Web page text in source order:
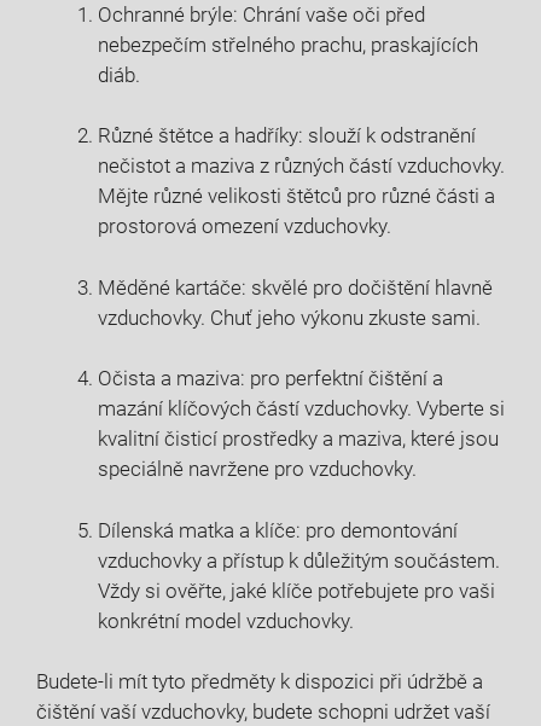
Ochranné brýle: Chrání vaše oči před
nebezpečím střelného prachu, praskajících
diáb.
Různé štětce a hadříky: slouží k odstranění
nečistot a maziva z různých částí vzduchovky.
Mějte různé velikosti štětců pro různé části a
prostorová omezení vzduchovky.
Měděné kartáče: skvělé pro dočištění hlavně
vzduchovky. Chuť jeho výkonu zkuste sami.
Očista a maziva: pro perfektní čištění a
mazání klíčových částí vzduchovky. Vyberte si
kvalitní čisticí prostředky a maziva, které jsou
speciálně navržene pro vzduchovky.
Dílenská matka a klíče: pro demontování
vzduchovky a přístup k důležitým součástem.
Vždy si ověřte, jaké klíče potřebujete pro vaši
konkrétní model vzduchovky.
Budete-li mít tyto předměty k dispozici při údržbě a
čištění vaší vzduchovky, budete schopni udržet vaší